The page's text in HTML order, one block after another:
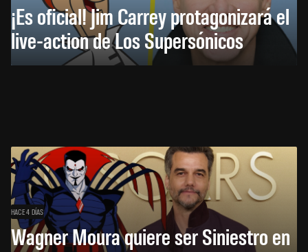
¡Es oficial! Jim Carrey protagonizará el
live-action de Los Supersónicos
HACE 4 DÍAS
Wagner Moura quiere ser Siniestro en